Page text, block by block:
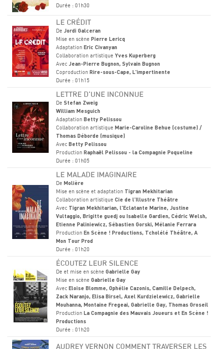
Durée : 01h30
LE CRÉDIT
De Jordi Galceran
Mise en scène Pierre Lericq
Adaptation Eric Civanyan
Collaboration artistique Yves Kuperberg
Avec Jean-Pierre Bugnon, Sylvain Bugnon
Coproduction Rire-sous-Cape, L'impertinente
Durée : 01h15
LETTRE D'UNE INCONNUE
De Stefan Zweig
William Mesguich
Adaptation Betty Pelissou
Collaboration artistique Marie-Caroline Behue (costume) /
Thomas Déborde (musique)
Avec Betty Pelissou
Production Raphaël Pelissou - la Compagnie Poqueline
Durée : 01h05
LE MALADE IMAGINAIRE
De Molière
Mise en scène et adaptation Tigran Mekhitarian
Collaboration artistique Cie de l’Illustre Théâtre
Avec Tigran Mekhitarian, l’Eclatante Marine, Justine
Vultaggio, Brigitte guedj ou Isabelle Gardien, Cédric Welsh,
Etienne Paliniewicz, Sébastien Gorski, Mélanie Ferrara
Production En Scène ! Productions, Tcholélé Théâtre, A
Mon Tour Prod
Durée : 01h20
ÉCOUTEZ LEUR SILENCE
De et mise en scène Gabrielle Gay
Mise en scène Gabrielle Gay
Avec Eloise Blomme, Ophélie Cazonis, Camille Delpech,
Zack Naranjo, Elisa Birsel, Axel Kurdzielewicz, Gabrielle
Mouhanna, Montaine Fregeai, Gabrielle Gay, Thomas Groseil
Production La Compagnie des Mauvais Joueurs et En Scène !
Productions
Durée : 01h20
AUDREY VERNON COMMENT TRAVERSER LES